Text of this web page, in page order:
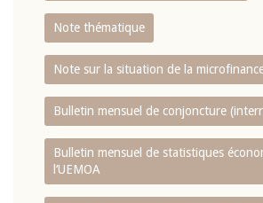
Note thématique
Note sur la situation de la
Bulletin mensuel de conjoncture
Bulletin mensuel de statistiques
l‘UEMOA